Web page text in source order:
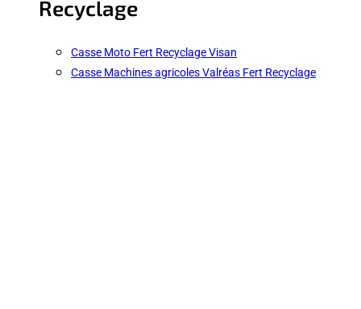
Recyclage
Casse Moto Fert Recyclage Visan
Casse Machines agricoles Valréas Fert Recyclage